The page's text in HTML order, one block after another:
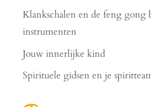
Klankschalen en de feng gong
instrumenten
Jouw innerlijke kind
Spirituele gidsen en je